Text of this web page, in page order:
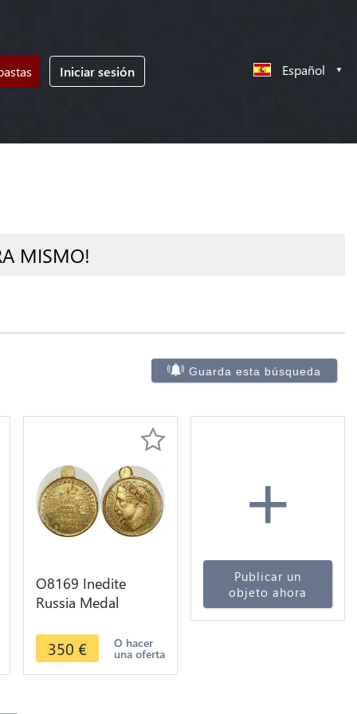
Iniciar sesión Español
MISMO!
Guarda esta búsqueda
O8169 Inedite
Russia Medal
Alexandre II
Sébastopol 1855
SUP
350 € O hacer
una oferta
+
Publicar un
objeto ahora